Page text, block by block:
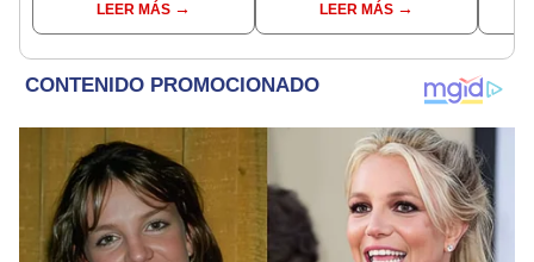
Serenazgo recuperó el
dinero
LEER MÁS
Indecopi multó a la
empresa con más de S/
LEER MÁS